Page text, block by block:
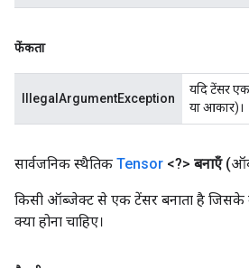
फेंकता
IllegalArgumentException
यदि टेंसर
या आकार)।
सार्वजनिक स्थैतिक Tensor <?> बनाएँ
किसी ऑब्जेक्ट से एक टेंसर बनाता है जिसके
क्या होना चाहिए।